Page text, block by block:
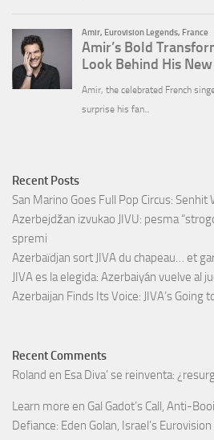
Recent Posts
San Marino Goes Full Pop Circus:
Azerbejdžan izvukao JIVU: pesma
spremi
Azerbaïdjan sort JIVA du chapeau… et
JIVA es la elegida: Azerbaiyán vuelve al
Azerbaijan Finds Its Voice: JIVA’s Going
Recent Comments
Roland en Esa Diva’ se reinventa:
Learn more en Gal Gadot’s Call, Anti-
Defiance: Eden Golan, Israel’s